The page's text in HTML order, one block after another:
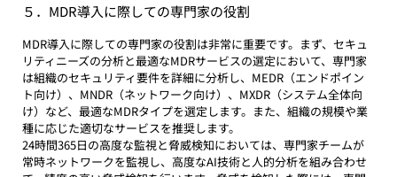
５．MDR導入に際しての専門家の役割
MDR導入に際しての専門家の役割は非常に重要です。まず、セキュ
リティニーズの分析と最適なMDRサービスの選定において、専門家
は組織のセキュリティ要件を詳細に分析し、MEDR（エンドポイン
ト向け）、MNDR（ネットワーク向け）、MXDR（システム全体向
け）など、最適なMDRタイプを選定します。また、組織の規模や業
種に応じた適切なサービスを推奨します。
24時間365日の高度な監視と脅威検知においては、専門家チームが
常時ネットワークを監視し、高度なAI技術と人的分析を組み合わせ